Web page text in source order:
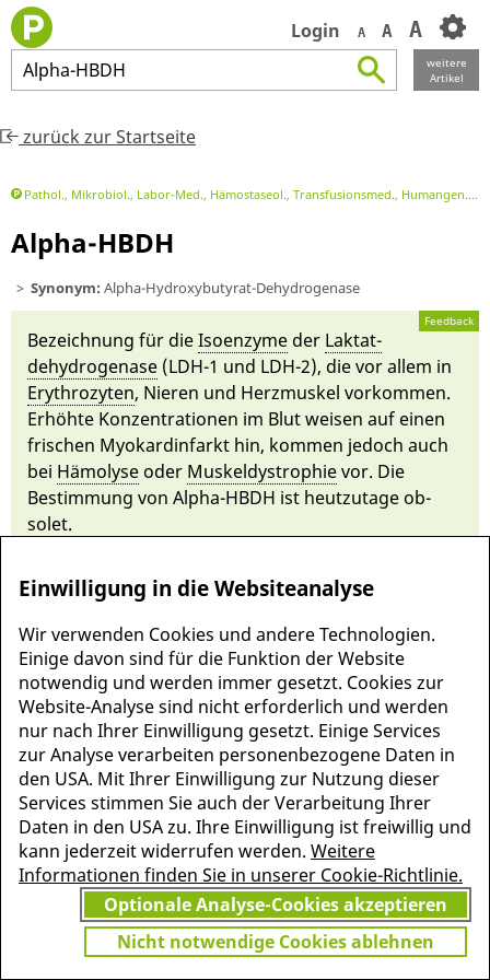
Login A A A
Alpha-HBDH
weitere
Artikel
zurück zur Startseite
Pathol., Mikrobiol., Labor-Med., Hämostaseol., Transfusionsmed., Humangen.
Alpha-HBDH
Synonym: Alpha-Hydroxybutyrat-Dehydrogenase
Feedback
Be­zeichnung für dieIsoenzyme der Laktat­
dehydrogenase (LDH-1 und LDH-2), die vor al­lem in
Erythro­zyten, Nieren und Herz­muskel vor­kom­men.
Er­höh­te Konzentrationen im Blut weisen auf einen
fri­schen Myo­kardin­farkt hin, kom­men je­doch auch
bei Hä­molyse oder Muskeldystrophievor. Die
Bestimmung von Alpha-HBDH ist heut­zutage ob­
solet.
MEHR INFORMATIONEN
ZU PSCHYREMBEL
JETZT
GRATIS TESTEN
Einwilligung in die Websiteanalyse
Wir verwenden Cookies und andere Technologien.
Einige davon sind für die Funktion der Website
notwendig und werden immer gesetzt. Cookies zur
Website-Analyse sind nicht erforderlich und werden
nur nach Ihrer Einwilligung gesetzt. Einige Services
zur Analyse verarbeiten personenbezogene Daten in
den USA. Mit Ihrer Einwilligung zur Nutzung dieser
Services stimmen Sie auch der Verarbeitung Ihrer
Daten in den USA zu. Ihre Einwilligung ist freiwillig und
kann jederzeit widerrufen werden. Weitere
Informationen finden Sie in unserer Cookie-Richtlinie.
Optionale Analyse-Cookies akzeptieren
Nicht notwendige Cookies ablehnen